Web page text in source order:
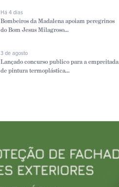
Há 4 dias
Bombeiros da Madalena apoiam peregrinos
do Bom Jesus Milagroso...
3 de agosto
Lançado concurso publico para a empreitada
de pintura termoplástica...